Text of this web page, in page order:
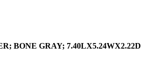
BONE GRAY; 7.40LX5.24WX2.22D